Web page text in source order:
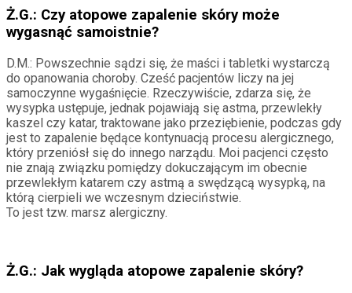
Ż.G.: Czy atopowe zapalenie skóry może
wygasnąć samoistnie?
D.M.: Powszechnie sądzi się, że maści i tabletki wystarczą
do opanowania choroby. Cześć pacjentów liczy na jej
samoczynne wygaśnięcie. Rzeczywiście, zdarza się, że
wysypka ustępuje, jednak pojawiają się astma, przewlekły
kaszel czy katar, traktowane jako przeziębienie, podczas gdy
jest to zapalenie będące kontynuacją procesu alergicznego,
który przeniósł się do innego narządu. Moi pacjenci często
nie znają związku pomiędzy dokuczającym im obecnie
przewlekłym katarem czy astmą a swędzącą wysypką, na
którą cierpieli we wczesnym dzieciństwie.
To jest tzw. marsz alergiczny.
Ż.G.: Jak wygląda atopowe zapalenie skóry?